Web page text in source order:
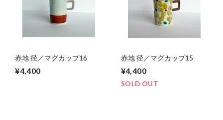
赤地 径／マグカップ16
¥4,400
赤地 径／マグカップ15
¥4,400
SOLD OUT